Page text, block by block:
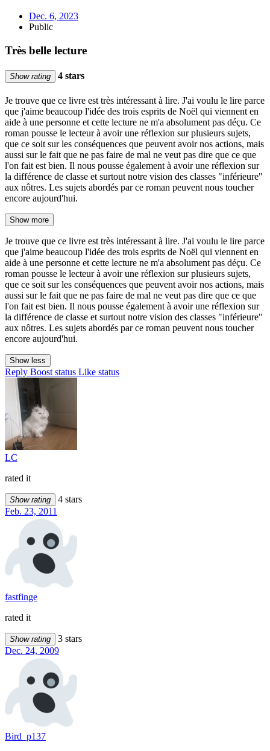
Dec. 6, 2023
Public
Très belle lecture
Show rating 4 stars
Je trouve que ce livre est très intéressant à lire. J'ai voulu le lire parce
que j'aime beaucoup l'idée des trois esprits de Noël qui viennent en
aide à une personne et cette lecture ne m'a absolument pas déçu. Ce
roman pousse le lecteur à avoir une réflexion sur plusieurs sujets,
que ce soit sur les conséquences que peuvent avoir nos actions, mais
aussi sur le fait que ne pas faire de mal ne veut pas dire que ce que
l'on fait est bien. Il nous pousse également à avoir une réflexion sur
la différence de classe et surtout notre vision des classes "inférieure"
aux nôtres. Les sujets abordés par ce roman peuvent nous toucher
encore aujourd'hui.
Show more
Je trouve que ce livre est très intéressant à lire. J'ai voulu le lire parce
que j'aime beaucoup l'idée des trois esprits de Noël qui viennent en
aide à une personne et cette lecture ne m'a absolument pas déçu. Ce
roman pousse le lecteur à avoir une réflexion sur plusieurs sujets,
que ce soit sur les conséquences que peuvent avoir nos actions, mais
aussi sur le fait que ne pas faire de mal ne veut pas dire que ce que
l'on fait est bien. Il nous pousse également à avoir une réflexion sur
la différence de classe et surtout notre vision des classes "inférieure"
aux nôtres. Les sujets abordés par ce roman peuvent nous toucher
encore aujourd'hui.
Show less
Reply Boost status Like status
LC
rated it
Show rating
4 stars
Feb. 23, 2011
fastfinge
rated it
Show rating
3 stars
Dec. 24, 2009
Bird_p137